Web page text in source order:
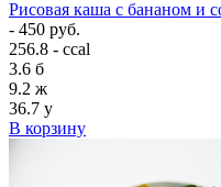
Рисовая каша с бананом и
- 450 руб.
256.8 - ccal
3.6 б
9.2 ж
36.7 у
В корзину